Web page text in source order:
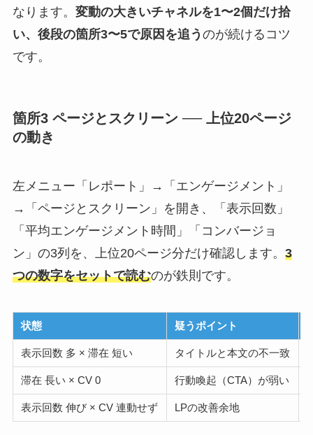
なります。 変動の大きいチャネルを1〜2個だけ拾
い、後段の箇所3〜5で原因を追う のが続けるコツ
です。
箇所3 ページとスクリーン ── 上位20ページ
の動き
左メニュー「レポート」→「エンゲージメント」
→「ページとスクリーン」を開き、「表示回数」
「平均エンゲージメント時間」「コンバージョ
ン」の3列を、上位20ページ分だけ確認します。 3
つの数字をセットで読むのが鉄則です。
状態 疑うポイント
表示回数 多 × 滞在 短い タイトルと本文の不一致
滞在 長い × CV 0 行動喚起（CTA）が弱い
表示回数 伸び × CV 連動せず LPの改善余地